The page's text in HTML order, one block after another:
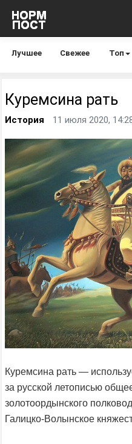
Лучшее Свежее Топ
Куремсина рать
История 11 июля 2020,
Куремсина рать —
за русской летописью
золотоордынского
Галицко-Волынское